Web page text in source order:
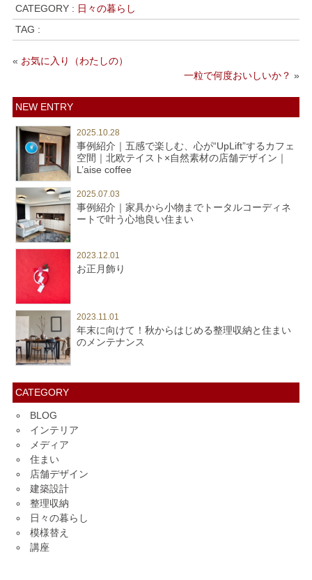
CATEGORY : 日々の暮らし
TAG :
« お気に入り（わたしの）
一粒で何度おいしいか？ »
NEW ENTRY
2025.10.28
事例紹介｜五感で楽しむ、心が“UpLift”するカフェ
空間｜北欧テイスト×自然素材の店舗デザイン｜
L’aise coffee
2025.07.03
事例紹介｜家具から小物までトータルコーディネ
ートで叶う心地良い住まい
2023.12.01
お正月飾り
2023.11.01
年末に向けて！秋からはじめる整理収納と住まい
のメンテナンス
CATEGORY
BLOG
インテリア
メディア
住まい
店舗デザイン
建築設計
整理収納
日々の暮らし
模様替え
講座